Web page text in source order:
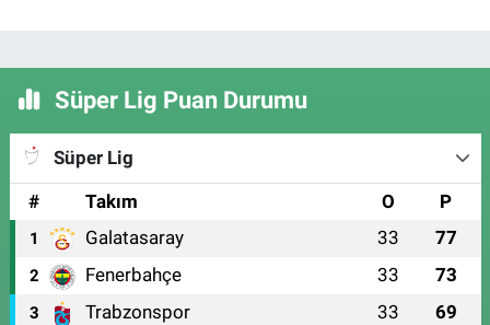
Süper Lig Puan Durumu
Süper Lig
#
Takım O P
1 Galatasaray 33 77
2 Fenerbahçe 33 73
3 Trabzonspor 33 69